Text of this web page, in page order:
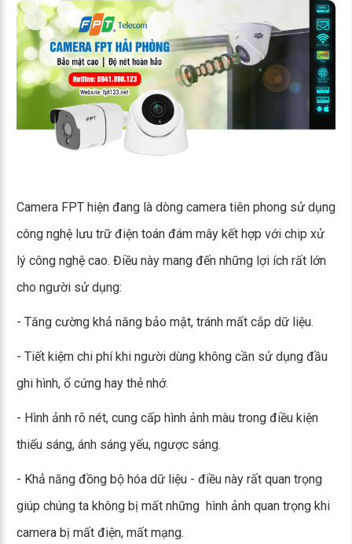
Camera FPT hiện đang là dòng camera tiên phong sử dụng
công nghệ lưu trữ điện toán đám mây kết hợp với chip xử
lý công nghệ cao. Điều này mang đến những lợi ích rất lớn
cho người sử dụng:
- Tăng cường khả năng bảo mật, tránh mất cắp dữ liệu.
- Tiết kiệm chi phí khi người dùng không cần sử dụng đầu
ghi hình, ổ cứng hay thẻ nhớ.
- Hình ảnh rõ nét, cung cấp hình ảnh màu trong điều kiện
thiếu sáng, ánh sáng yếu, ngược sáng.
- Khả năng đồng bộ hóa dữ liệu - điều này rất quan trọng
giúp chúng ta không bị mất những hình ảnh quan trọng khi
camera bị mất điện, mất mạng.